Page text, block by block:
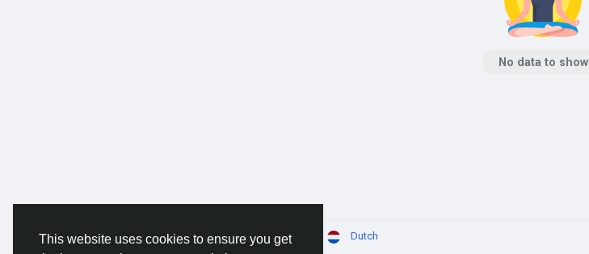
This website uses cookies to ensure you get
No data to show
© 2026 AnimeSocial.SU - Первая аниме сеть! Dutch